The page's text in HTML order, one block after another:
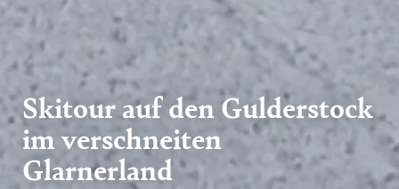
Skitour auf den Gulderstock
im verschneiten
Glarnerland